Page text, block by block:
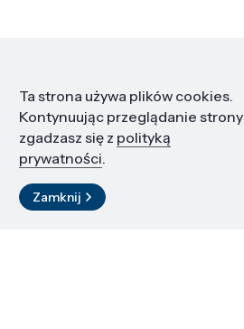
Informacje
Edukacja i kariera
Zasoby i materiały
Kontakt
Ta strona używa plików cookies.
Kontynuując przeglądanie strony
zgadzasz się z polityką
prywatności.
Zamknij